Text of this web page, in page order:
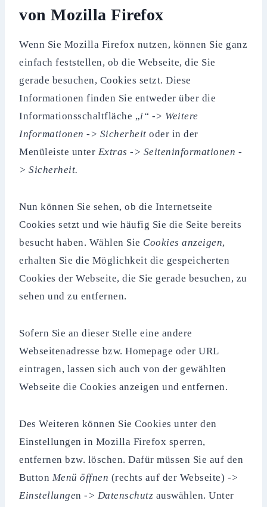
von Mozilla Firefox
Wenn Sie Mozilla Firefox nutzen, können Sie ganz
einfach feststellen, ob die Webseite, die Sie
gerade besuchen, Cookies setzt. Diese
Informationen finden Sie entweder über die
Informationsschaltfläche „i“ -> Weitere
Informationen -> Sicherheitoder in der
Menüleiste unter Extras -> Seiteninformationen -
> Sicherheit.
Nun können Sie sehen, ob die Internetseite
Cookies setzt und wie häufig Sie die Seite bereits
besucht haben. Wählen Sie Cookies anzeigen,
erhalten Sie die Möglichkeit die gespeicherten
Cookies der Webseite, die Sie gerade besuchen, zu
sehen und zu entfernen.
Sofern Sie an dieser Stelle eine andere
Webseitenadresse bzw. Homepage oder URL
eintragen, lassen sich auch von der gewählten
Webseite die Cookies anzeigen und entfernen.
Des Weiteren können Sie Cookies unter den
Einstellungen in Mozilla Firefox sperren,
entfernen bzw. löschen. Dafür müssen Sie auf den
Button Menü öffnen (rechts auf der Webseite) ->
Einstellungen-> Datenschutz auswählen. Unter